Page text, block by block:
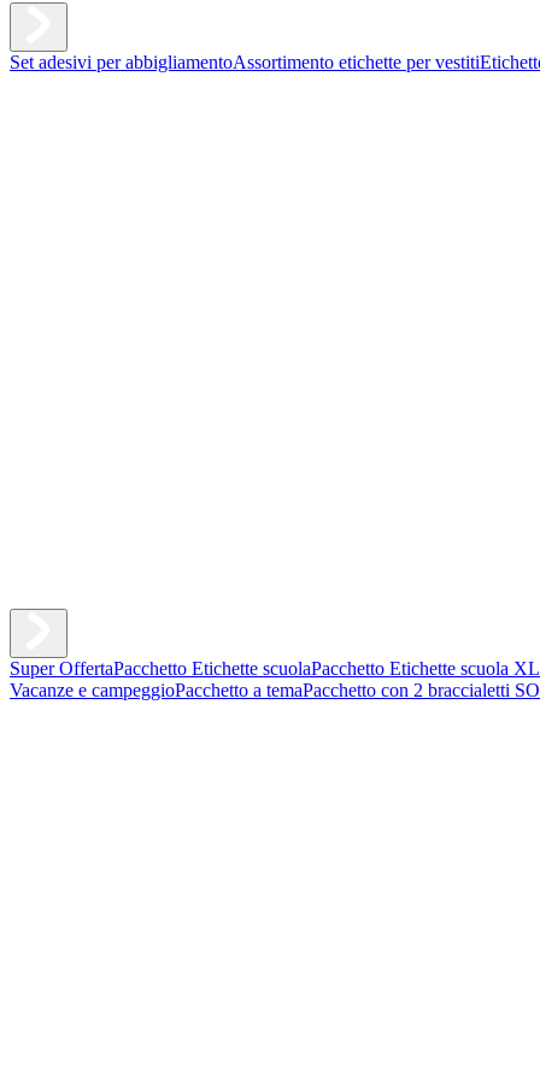
Set adesivi per abbigliamentoAssortimento etichette per vestiti
Super OffertaPacchetto Etichette scuolaPacchetto Etichette scuola XL
Vacanze e campeggioPacchetto a temaPacchetto con 2 braccialetti